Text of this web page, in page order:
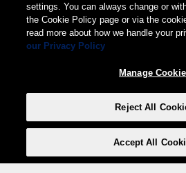
settings. You can always change or
the Cookie Policy page or via the
read more about how we handle your
our Privacy Policy
Manage
Reject All
Accept All